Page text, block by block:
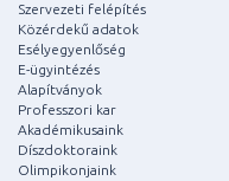
Szervezeti felépítés
Közérdekű adatok
Esélyegyenlőség
E-ügyintézés
Alapítványok
Professzori kar
Akadémikusaink
Díszdoktoraink
Olimpikonjaink